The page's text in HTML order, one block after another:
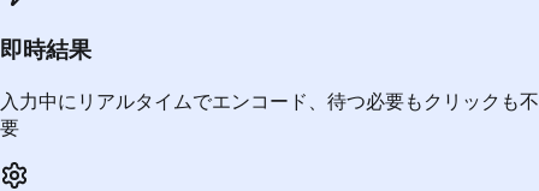
即時結果
入力中にリアルタイムでエンコード、待つ必要もクリックも不
要